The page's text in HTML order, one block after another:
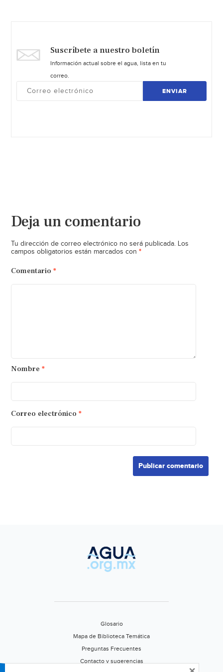
Suscríbete a nuestro boletín
Información actual sobre el agua, lista en tu
correo.
ENVIAR
Deja un comentario
Tu dirección de correo electrónico no será publicada. Los
campos obligatorios están marcados con *
Comentario *
Nombre *
Correo electrónico *
Glosario
Mapa de Biblioteca Temática
Preguntas Frecuentes
Contacto y sugerencias